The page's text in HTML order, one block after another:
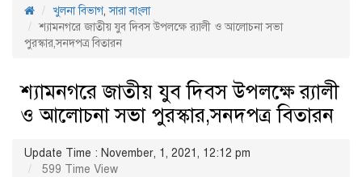
খুলনা বিভাগ,সারা বাংলা
শ্যামনগরে জাতীয় যুব দিবস উপলক্ষে র‍্যালী ও আলোচনা সভা
পুরস্কার,সনদপত্র বিতারন
শ্যামনগরে জাতীয় যুব দিবস উপলক্ষে র‍্যালী
ও আলোচনা সভা পুরস্কার,সনদপত্র বিতারন
Update Time : November, 1, 2021, 12:12 pm
599 Time View